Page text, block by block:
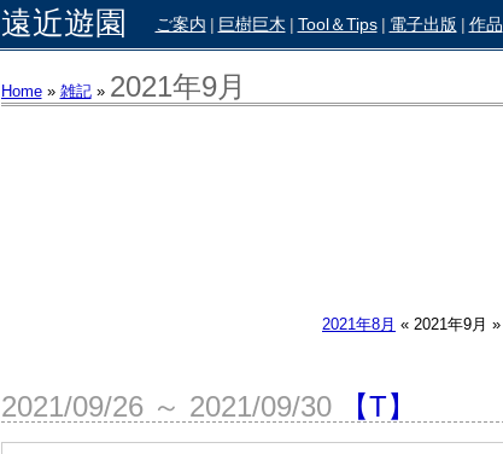
遠近遊園 ご案内 | 巨樹巨木 | Tool＆Tips | 電子出版 | 作品
Home» 雑記» 2021年9月
2021年8月 « 2021年9月 »
2021/09/26 ～ 2021/09/30 【T】